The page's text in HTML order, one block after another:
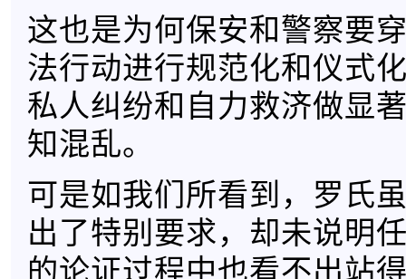
这也是为何保安和警察要
法行动进行规范化和仪式
私人纠纷和自力救济做显
知混乱。
可是如我们所看到，罗氏
出了特别要求，却未说明
的论证过程中也看不出站